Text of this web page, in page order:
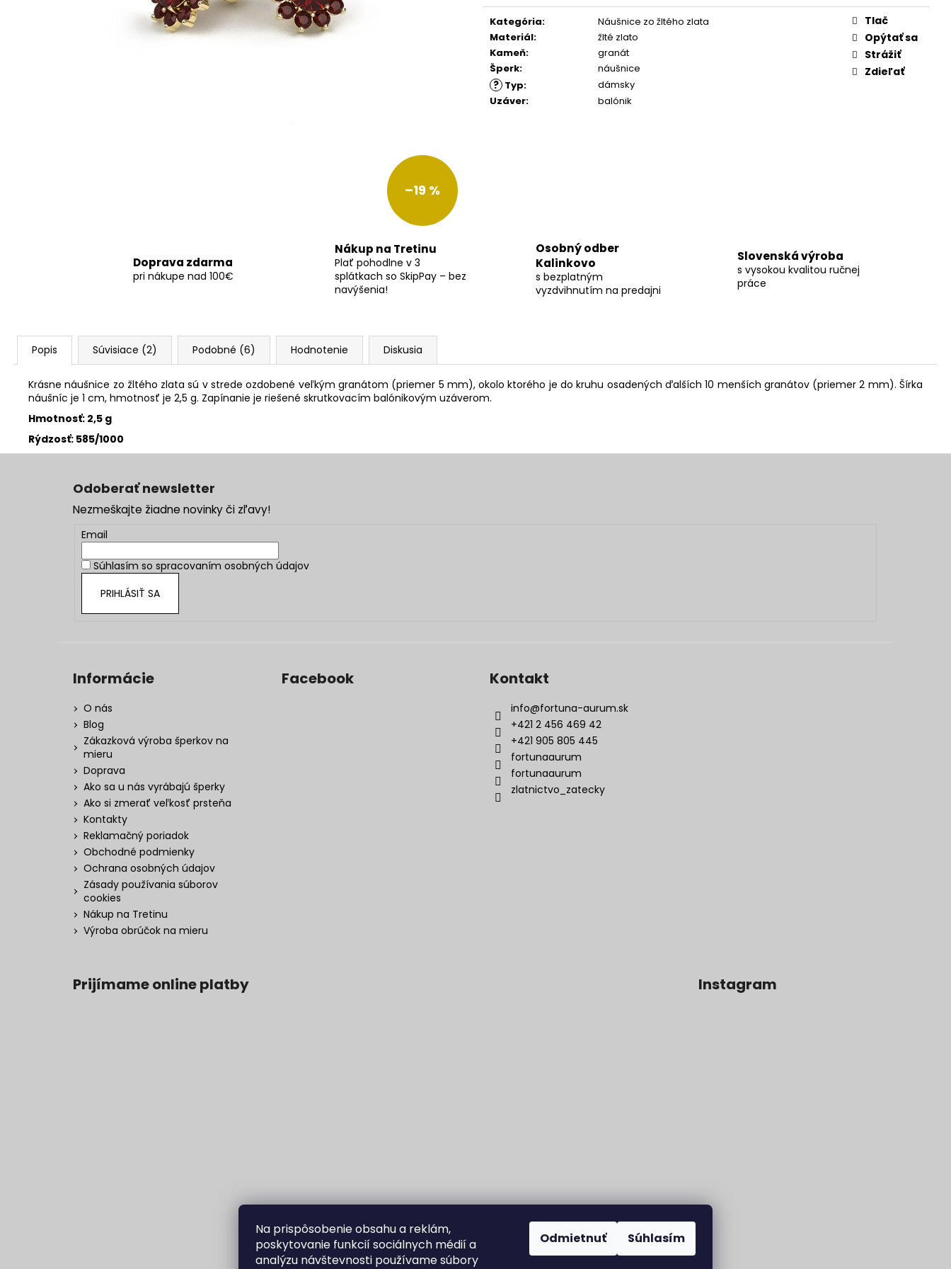
Na prispôsobenie obsahu a reklám,
poskytovanie funkcií sociálnych médií a
analýzu návštevnosti používame súbory
Odmietnuť Súhlasím
Jednotková
cena:
Kategória:
Náušnice zo žltého zlata
Materiál:
žlté zlato
Kameň:
granát
Šperk: náušnice
? Typ:
dámsky
Uzáver: balónik
Tlač
Opýtať sa
Strážiť
Zdieľať
–19 %
Doprava zdarma
pri nákupe nad 100€
Nákup na Tretinu
Plať pohodlne v 3
splátkach so SkipPay – bez
navýšenia!
Osobný odber
Kalinkovo
s bezplatným
vyzdvihnutím na predajni
Slovenská výroba
s vysokou kvalitou ručnej
práce
Popis Súvisiace (2) Podobné (6) Hodnotenie Diskusia
Krásne náušnice zo žltého zlata sú v strede ozdobené veľkým granátom (priemer 5 mm), okolo ktorého je do kruhu osadených ďalších 10 menších granátov (priemer 2 mm). Šírka
náušníc je 1 cm, hmotnosť je 2,5 g. Zapínanie je riešené skrutkovacím balónikovým uzáverom.
Hmotnosť: 2,5 g
Rýdzosť: 585/1000
Odoberať newsletter
Nezmeškajte žiadne novinky či zľavy!
Email
Súhlasím so spracovaním osobných údajov
PRIHLÁSIŤ SA
Informácie
O nás
Blog
Zákazková výroba šperkov na
mieru
Doprava
Ako sa u nás vyrábajú šperky
Ako si zmerať veľkosť prsteňa
Kontakty
Reklamačný poriadok
Obchodné podmienky
Ochrana osobných údajov
Zásady používania súborov
cookies
Nákup na Tretinu
Výroba obrúčok na mieru
Facebook Kontakt
info@fortuna-aurum.sk
+421 2 456 469 42
+421 905 805 445
fortunaaurum
fortunaaurum
zlatnictvo_zatecky
Prijímame online platby Instagram